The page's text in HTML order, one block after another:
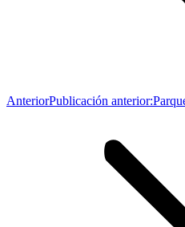
AnteriorPublicación anterior: